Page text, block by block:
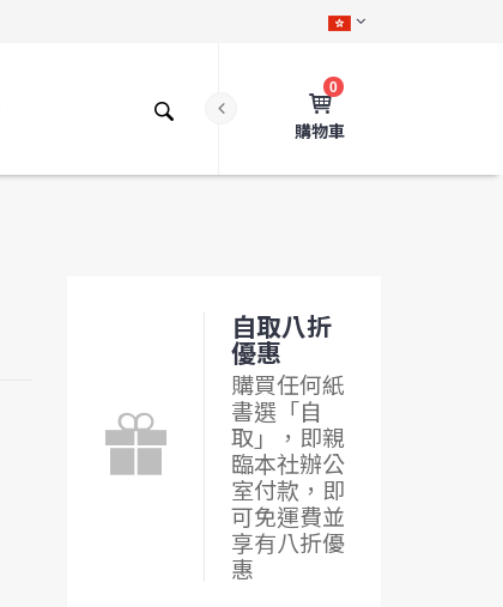
0
購物車
自取八折
優惠
購買任何紙
書選「自
取」，即親
臨本社辦公
室付款，即
可免運費並
享有八折優
惠